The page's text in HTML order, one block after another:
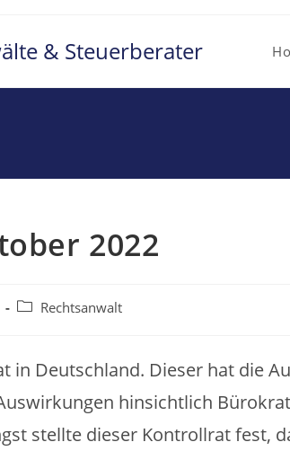
& Steuerberater
2022
Beitrags-Rechtsanwalt
in Deutschland. Dieser hat die
hinsichtlich
stellte dieser Kontrollrat fest,